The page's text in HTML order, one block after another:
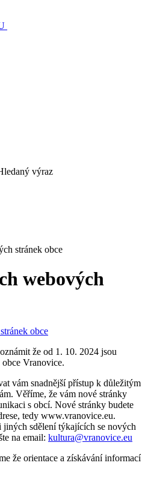
výraz
stránek obce
webových
že od 1. 10. 2024 jsou
Vranovice.
vám snadnější přístup k důležitým
Věříme, že vám nové stránky
s obcí. Nové stránky budete
tedy www.vranovice.eu.
sdělení týkajících se nových
na email: kultura@vranovice.eu
že orientace a získávání informací